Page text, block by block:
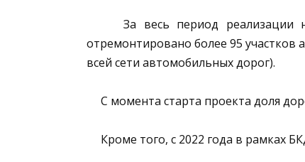
За весь период реализации
отремонтировано более 95 участков
всей сети автомобильных дорог).
С момента старта проекта доля
Кроме того, с 2022 года в рамках